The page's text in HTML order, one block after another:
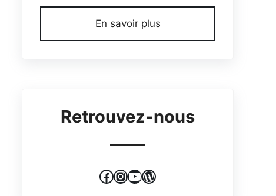
En savoir plus
Retrouvez-nous
Facebook
Instagram
YouTube
WordPress